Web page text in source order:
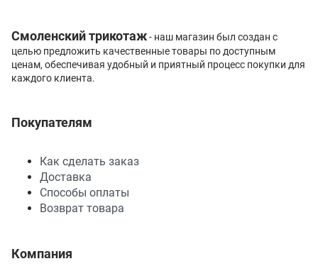
Смоленский трикотаж- наш магазин был создан с
целью предложить качественные товары по доступным
ценам, обеспечивая удобный и приятный процесс покупки для
каждого клиента.
Покупателям
Как сделать заказ
Доставка
Способы оплаты
Возврат товара
Компания